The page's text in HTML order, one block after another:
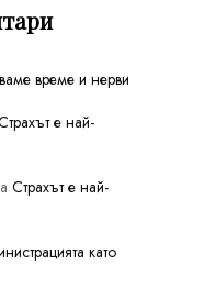
време и нерви
е най-
Страхът е най-
като